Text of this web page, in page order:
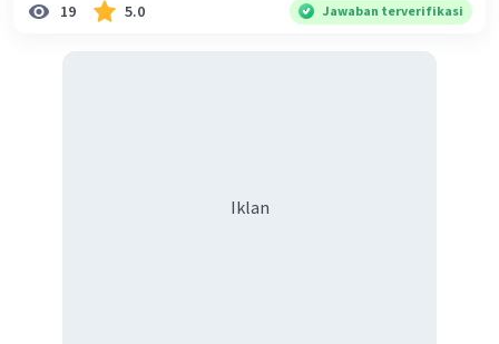
19 5.0 Jawaban terverifikasi
Iklan